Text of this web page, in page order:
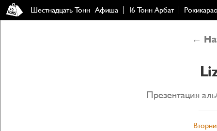
Шестнадцать Тонн Афиша 16 Тонн Арбат
←
Презентация